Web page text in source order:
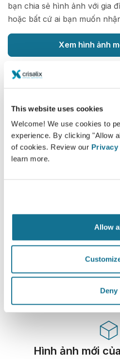
This website uses cookies
Welcome! We use cookies to
experience. By clicking "Allow
of cookies. Review our
learn more.
Allow
Deny
bạn chia sẻ hình ảnh với gia
hoặc bất cứ ai bạn muốn
Xem hình ảnh
Dễ dàng và
Crisalix cam kết bảo vệ
mọi lúc. Máy chủ của
đầy đủ: thông tin của bạn
Công
phẫu thuật thẩm mỹ và
được bác sĩ sử dụng ở
các hiệp hội phẫu thuật
Hình ảnh mới